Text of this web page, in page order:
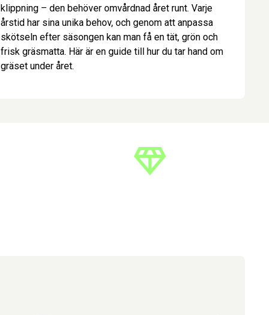
klippning – den behöver omvårdnad året runt. Varje
årstid har sina unika behov, och genom att anpassa
skötseln efter säsongen kan man få en tät, grön och
frisk gräsmatta. Här är en guide till hur du tar hand om
gräset under året.